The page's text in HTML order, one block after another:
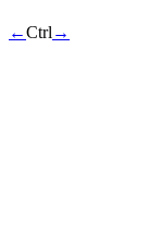
←Ctrl →